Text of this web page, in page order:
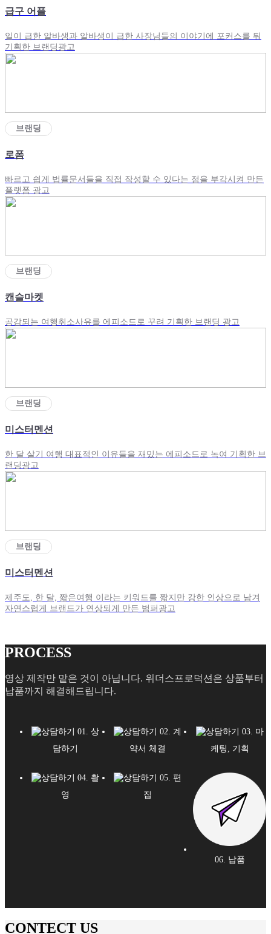
급구 어플
일이 급한 알바생과 알바생이 급한 사장님들의 이야기에 포커스를 둬
기획한 브랜딩광고
브랜딩
로폼
빠르고 쉽게 법률문서들을 직접 작성할 수 있다는 점을 부각시켜 만든
플랫폼 광고
브랜딩
캔슬마켓
공감되는 여행취소사유를 에피소드로 꾸려 기획한 브랜딩 광고
브랜딩
미스터멘션
한 달 살기 여행 대표적인 이유들을 재밌는 에피소드로 녹여 기획한 브
랜딩광고
브랜딩
미스터멘션
제주도, 한 달, 짧은여행 이라는 키워드를 짧지만 강한 인상으로 남겨
자연스럽게 브랜드가 연상되게 만든 범퍼광고
PROCESS
영상 제작만 맡은 것이 아닙니다. 위더스프로덕션은 상품부터
납품까지 해결해드립니다.
01. 상
담하기
02. 계
약서 체결
03. 마
케팅, 기획
04. 촬
영
05. 편
집
06. 납품
CONTECT US